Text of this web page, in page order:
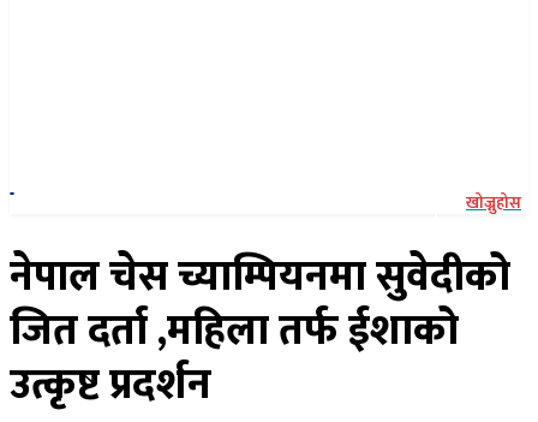
खोज्नुहोस
नेपाल चेस च्याम्पियनमा सुवेदीको
जित दर्ता ,महिला तर्फ ईशाको
उत्कृष्ट प्रदर्शन